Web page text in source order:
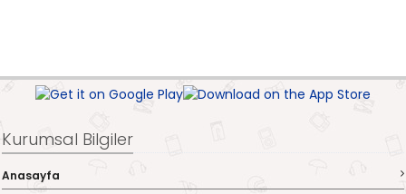
Kurumsal Bilgiler
Anasayfa